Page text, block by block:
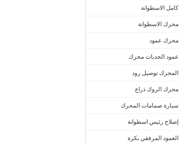
كامل الاسطوانة
محرك الاسطوانة
محرك عمود
عمود الحدبات محرك
المحرك توصيل رود
محرك الروك ذراع
سيارة صمامات المحرك
إصلاح رئيس اسطوانة
العمود المرفقي بكرة